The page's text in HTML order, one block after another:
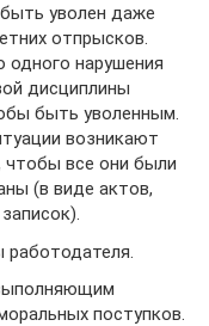
уволен даже
отпрысков.
нарушения
дисциплины
быть уволенным.
возникают
чтобы все они были
(в виде актов,
поступков.